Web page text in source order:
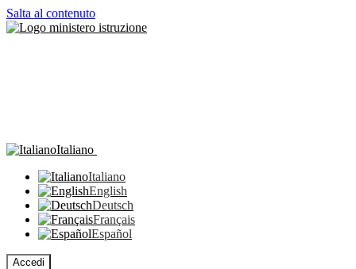
Salta al contenuto
Italiano
Italiano
English
Deutsch
Français
Español
Accedi